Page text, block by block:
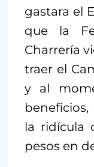
gastara el
que la
Charrería
traer el
y al
la ridícula
pesos en